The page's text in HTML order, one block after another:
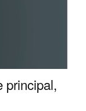
principal,